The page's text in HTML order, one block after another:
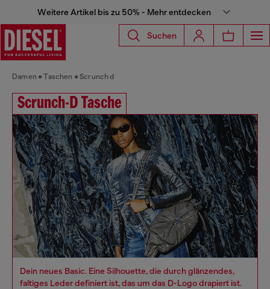
Weitere Artikel bis zu 50% - Mehr entdecken
Suchen
Damen Taschen Scrunch d
Scrunch-D Tasche
Dein neues Basic. Eine Silhouette, die durch glänzendes,
faltiges Leder definiert ist, das um das D-Logo drapiert ist.